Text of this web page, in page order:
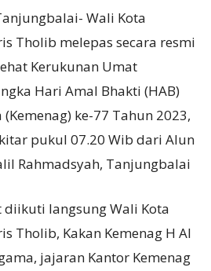
Wali Kota
Tholib melepas secara resmi
Kerukunan Umat
Hari Amal Bhakti (HAB)
ke-77 Tahun 2023,
pukul 07.20 Wib dari Alun
Rahmadsyah, Tanjungbalai
diikuti langsung Wali Kota
Tholib, Kakan Kemenag H Al
jajaran Kantor Kemenag